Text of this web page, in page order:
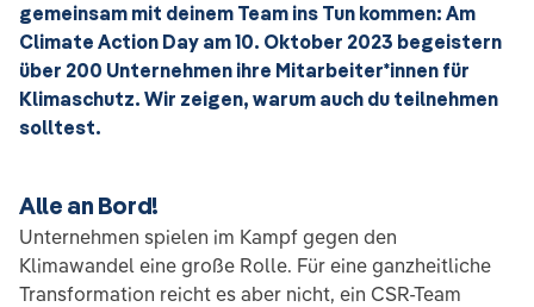
gemeinsam mit deinem Team ins Tun kommen: Am
Climate Action Day am 10. Oktober 2023 begeistern
über 200 Unternehmen ihre Mitarbeiter*innen für
Klimaschutz. Wir zeigen, warum auch du teilnehmen
solltest.
Alle an Bord!
Unternehmen spielen im Kampf gegen den
Klimawandel eine große Rolle. Für eine ganzheitliche
Transformation reicht es aber nicht, ein CSR-Team